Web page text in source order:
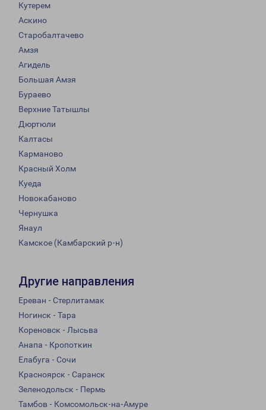
Кутерем
Аскино
Старобалтачево
Амзя
Агидель
Большая Амзя
Бураево
Верхние Татышлы
Дюртюли
Калтасы
Карманово
Красный Холм
Куеда
Новокабаново
Чернушка
Янаул
Камское (Камбарский р-н)
Другие направления
Ереван - Стерлитамак
Ногинск - Тара
Кореновск - Лысьва
Анапа - Кропоткин
Елабуга - Сочи
Красноярск - Саранск
Зеленодольск - Пермь
Тамбов - Комсомольск-на-Амуре